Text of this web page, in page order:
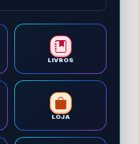
LIVROS
LOJA